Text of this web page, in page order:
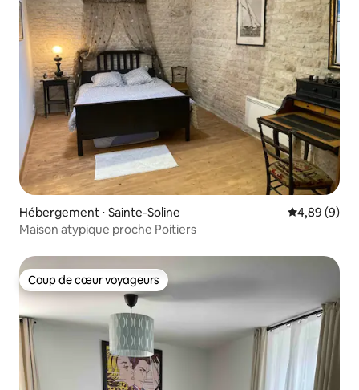
Hébergement ⋅ Sainte-Soline Évaluation
4,89 (9)
Maison atypique proche Poitiers
Coup de cœur voyageurs
Coup de cœur voyageurs